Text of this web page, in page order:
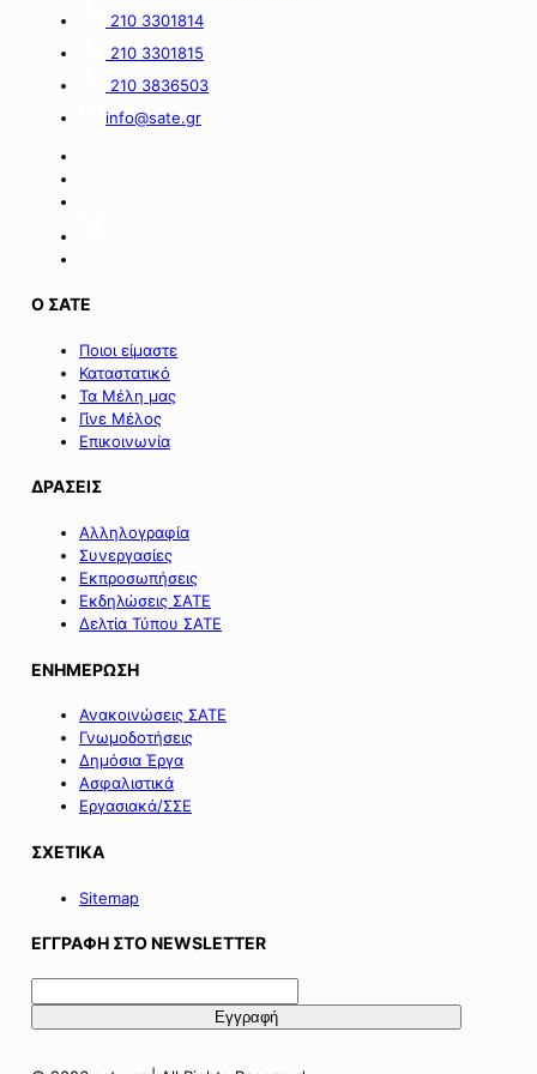
πόρους
Πράσινου
Ταμείου».
ειδικού
στήριξης
210 3301814
210 3301815
210 3836503
info@sate.gr
Ο ΣΑΤΕ
Ποιοι είμαστε
Καταστατικό
Τα Μέλη μας
Γίνε Μέλος
Επικοινωνία
ΔΡΑΣΕΙΣ
Αλληλογραφία
Συνεργασίες
Εκπροσωπήσεις
Εκδηλώσεις ΣΑΤΕ
Δελτία Τύπου ΣΑΤΕ
ΕΝΗΜΕΡΩΣΗ
Ανακοινώσεις ΣΑΤΕ
Γνωμοδοτήσεις
Δημόσια Έργα
Ασφαλιστικά
Εργασιακά/ΣΣΕ
ΣΧΕΤΙΚΑ
Sitemap
ΕΓΓΡΑΦΗ ΣΤΟ NEWSLETTER